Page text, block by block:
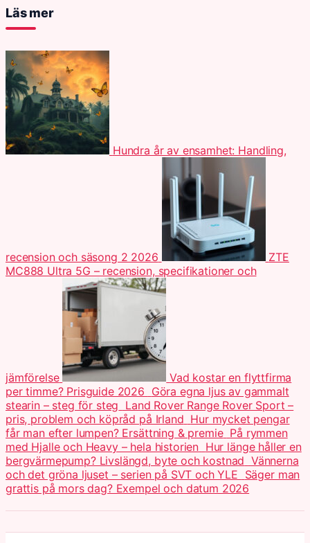
Läs mer
Hundra år av ensamhet: Handling,
recension och säsong 2 2026
ZTE
MC888 Ultra 5G – recension, specifikationer och
jämförelse
Vad kostar en flyttfirma
per timme? Prisguide 2026 Göra egna ljus av gammalt
stearin – steg för steg Land Rover Range Rover Sport –
pris, problem och köpråd på Irland Hur mycket pengar
får man efter lumpen? Ersättning & premie På rymmen
med Hjalle och Heavy – hela historien Hur länge håller en
bergvärmepump? Livslängd, byte och kostnad Vännerna
och det gröna ljuset – serien på SVT och YLE Säger man
grattis på mors dag? Exempel och datum 2026